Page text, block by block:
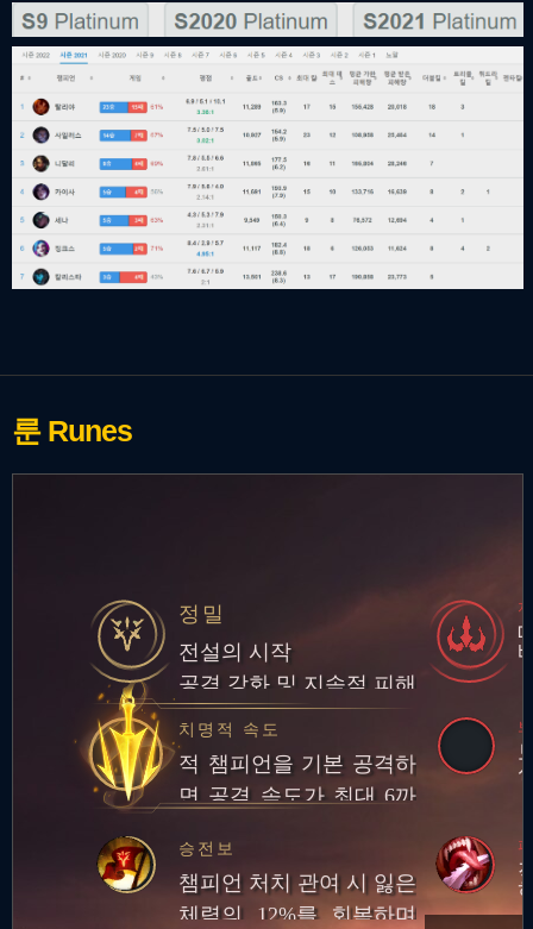
룬 Runes
정밀
전설의 시작
공격 강화 및 지속적 피해
치명적 속도
적 챔피언을 기본 공격하
면 공격 속도가 최대 6까
본 공격을 하면 추가 적응
형 피해를 입힘
승전보
챔피언 처치 관여 시 잃은
체력의 12%를 회복하며